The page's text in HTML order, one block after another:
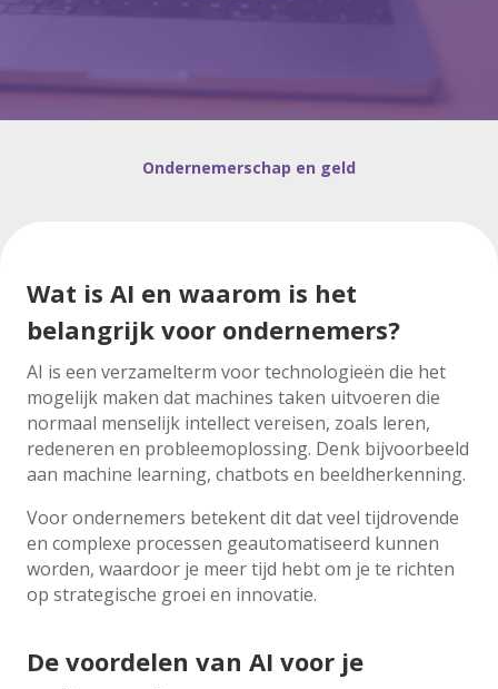
Ondernemerschap en geld
Wat is AI en waarom is het
belangrijk voor ondernemers?
AI is een verzamelterm voor technologieën die het
mogelijk maken dat machines taken uitvoeren die
normaal menselijk intellect vereisen, zoals leren,
redeneren en probleemoplossing. Denk bijvoorbeeld
aan machine learning, chatbots en beeldherkenning.
Voor ondernemers betekent dit dat veel tijdrovende
en complexe processen geautomatiseerd kunnen
worden, waardoor je meer tijd hebt om je te richten
op strategische groei en innovatie.
De voordelen van AI voor je